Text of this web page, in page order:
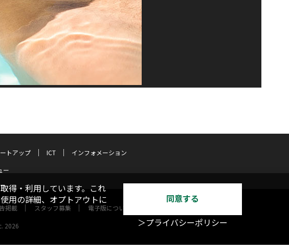
トアップ ICT
インフォメーション
ー
掲載 スタッフ募集 電子版について
2026
得・利用しています。これ
用の詳細、オプトアウトに
同意する
＞プライバシーポリシー